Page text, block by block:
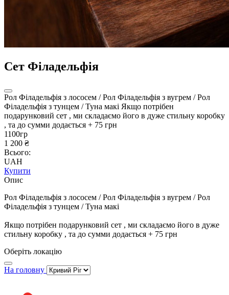
Сет Філадельфія
Рол Філадельфія з лососем / Рол Філадельфія з вугрем / Рол
Філадельфія з тунцем / Туна макі Якщо потрібен
подарунковий сет , ми складаємо його в дуже стильну коробку
, та до сумми додається + 75 грн
1100гр
1 200 ₴
Всього:
UAH
Купити
Опис
Рол Філадельфія з лососем / Рол Філадельфія з вугрем / Рол
Філадельфія з тунцем / Туна макі
Якщо потрібен подарунковий сет , ми складаємо його в дуже
стильну коробку , та до сумми додається + 75 грн
Оберіть локацію
На головну